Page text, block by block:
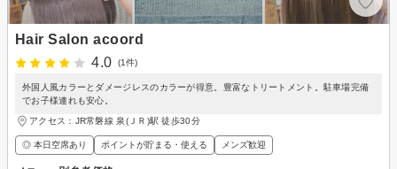
Hair Salon acoord
4.0
(1件)
外国人風カラーとダメージレスのカラーが得意。豊富なトリートメント。駐車場完備
でお子様連れも安心。
アクセス：JR常磐線 泉(ＪＲ)駅 徒歩30分
◎ 本日空席あり ポイントが貯まる・使える メンズ歓迎